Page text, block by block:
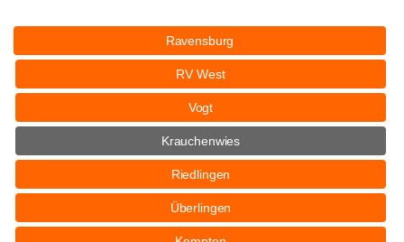
Ravensburg
RV West
Vogt
Krauchenwies
Riedlingen
Überlingen